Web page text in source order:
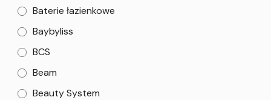
Baterie łazienkowe
Baybyliss
BCS
Beam
Beauty System